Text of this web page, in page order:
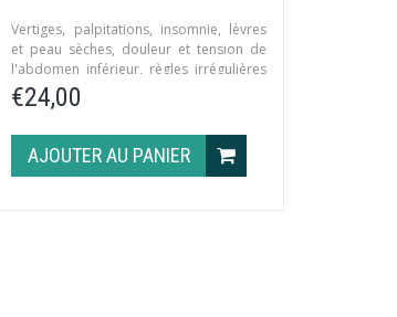
Vertiges, palpitations, insomnie, lèvres
et peau sèches, douleur et tension de
l'abdomen inférieur, règles irrégulières
par vide de sang.
€24,00
AJOUTER AU PANIER